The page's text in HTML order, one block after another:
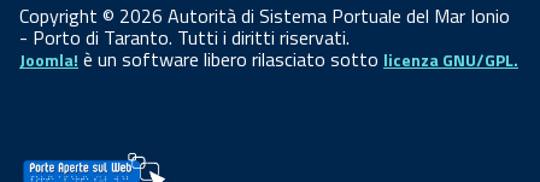
Copyright © 2026 Autorità di Sistema Portuale del Mar Ionio
- Porto di Taranto. Tutti i diritti riservati.
Joomla! è un software libero rilasciato sotto licenza GNU/GPL.